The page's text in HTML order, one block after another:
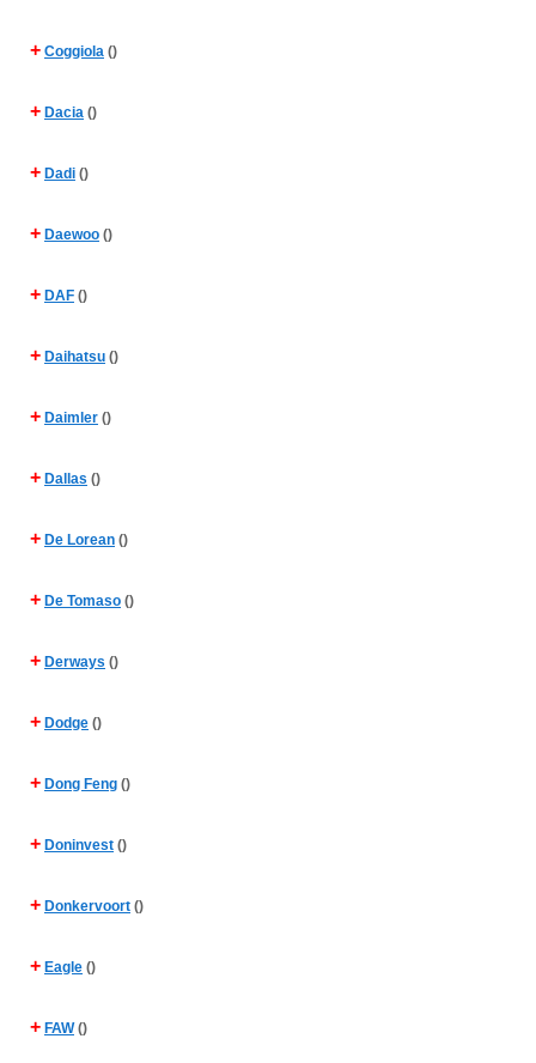
+ Coggiola ()
+ Dacia ()
+ Dadi ()
+ Daewoo ()
+ DAF ()
+ Daihatsu ()
+ Daimler ()
+ Dallas ()
+ De Lorean ()
+ De Tomaso ()
+ Derways ()
+ Dodge ()
+ Dong Feng ()
+ Doninvest ()
+ Donkervoort ()
+ Eagle ()
+ FAW()